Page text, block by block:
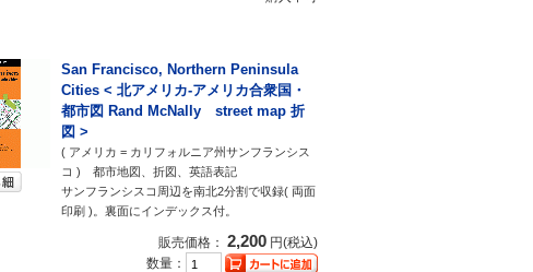
San Francisco, Northern Peninsula
Cities < 北アメリカ-アメリカ合衆国・
都市図 Rand McNally street map 折
図 >
( アメリカ = カリフォルニア州サンフランシス
コ ) 都市地図、折図、英語表記
サンフランシスコ周辺を南北2分割で収録( 両面
印刷 )。裏面にインデックス付。
販売価格： 2,200 円(税込)
数量：